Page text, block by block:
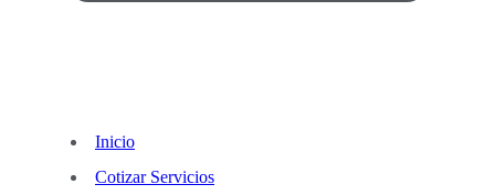
Inicio
Cotizar Servicios